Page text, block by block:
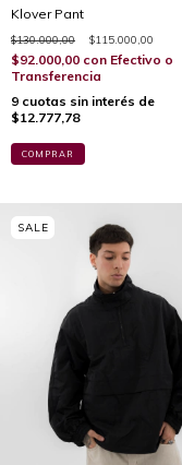
Klover Pant
$130.000,00 $115.000,00
$92.000,00 con Efectivo o
Transferencia
9 cuotas sin interés de
$12.777,78
COMPRAR